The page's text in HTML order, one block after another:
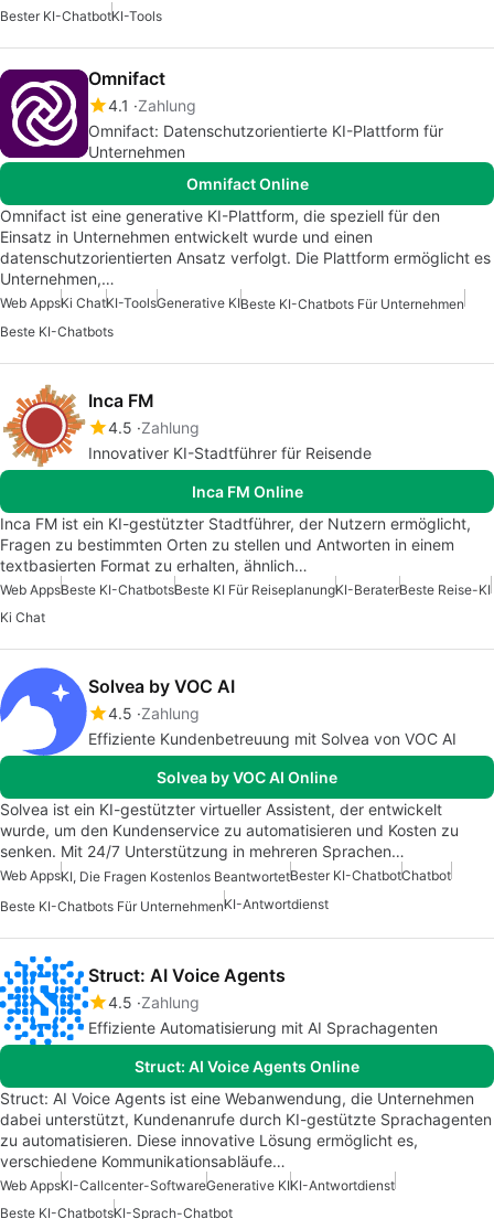
Bester KI-ChatbotKI-Tools
Omnifact
4.1
Zahlung
Omnifact: Datenschutzorientierte KI-Plattform für
Unternehmen
Omnifact Online
Omnifact ist eine generative KI-Plattform, die speziell für den
Einsatz in Unternehmen entwickelt wurde und einen
datenschutzorientierten Ansatz verfolgt. Die Plattform ermöglicht es
Unternehmen,…
Web AppsKi ChatKI-ToolsGenerative KIBeste KI-Chatbots Für Unternehmen
Beste KI-Chatbots
Inca FM
4.5 Zahlung
Innovativer KI-Stadtführer für Reisende
Inca FM Online
Inca FM ist ein KI-gestützter Stadtführer, der Nutzern ermöglicht,
Fragen zu bestimmten Orten zu stellen und Antworten in einem
textbasierten Format zu erhalten, ähnlich…
Web AppsBeste KI-ChatbotsBeste KI Für ReiseplanungKI-BeraterBeste Reise-KI
Ki Chat
Solvea by VOC AI
4.5 Zahlung
Effiziente Kundenbetreuung mit Solvea von VOC AI
Solvea by VOC AI Online
Solvea ist ein KI-gestützter virtueller Assistent, der entwickelt
wurde, um den Kundenservice zu automatisieren und Kosten zu
senken. Mit 24/7 Unterstützung in mehreren Sprachen…
Web AppsKI, Die Fragen Kostenlos BeantwortetBester KI-ChatbotChatbot
Beste KI-Chatbots Für UnternehmenKI-Antwortdienst
Struct: AI Voice Agents
4.5 Zahlung
Effiziente Automatisierung mit AI Sprachagenten
Struct: AI Voice Agents Online
Struct: AI Voice Agents ist eine Webanwendung, die Unternehmen
dabei unterstützt, Kundenanrufe durch KI-gestützte Sprachagenten
zu automatisieren. Diese innovative Lösung ermöglicht es,
verschiedene Kommunikationsabläufe…
Web AppsKI-Callcenter-SoftwareGenerative KIKI-Antwortdienst
Beste KI-ChatbotsKI-Sprach-Chatbot